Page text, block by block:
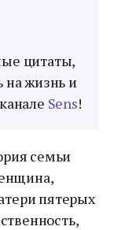
цитаты,
на жизнь и
Sens!
семьи
пятерых